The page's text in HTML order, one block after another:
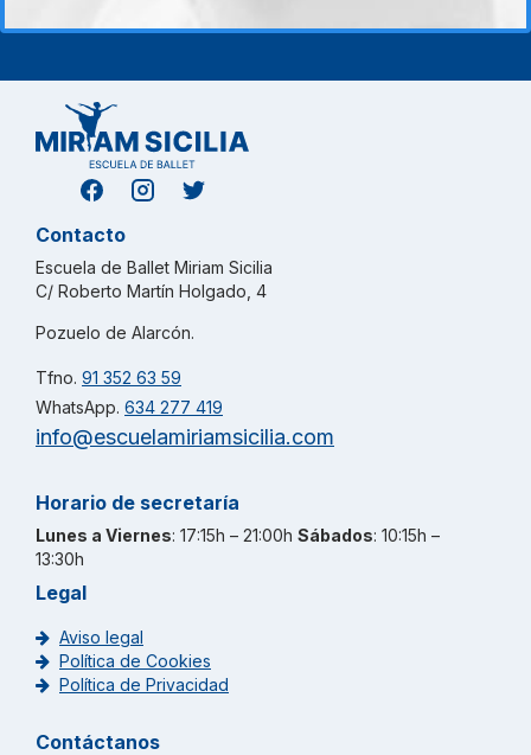
Contacto
Escuela de Ballet Miriam Sicilia
C/ Roberto Martín Holgado, 4
Pozuelo de Alarcón.
Tfno. 91 352 63 59
WhatsApp. 634 277 419
info@escuelamiriamsicilia.com
Horario de secretaría
Lunes a Viernes: 17:15h – 21:00h Sábados: 10:15h –
13:30h
Legal
Aviso legal
Política de Cookies
Política de Privacidad
Contáctanos